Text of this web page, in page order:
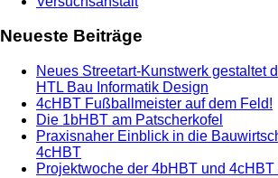
Neueste Beiträge
Neues Streetart-Kunstwerk gestaltet
HTL Bau Informatik Design
4cHBT Fußballmeister auf dem Feld!
Die 1bHBT am Patscherkofel
Praxisnaher Einblick in die
4cHBT
Projektwoche der 4bHBT und 4cHBT